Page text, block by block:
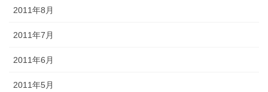
2011年8月
2011年7月
2011年6月
2011年5月